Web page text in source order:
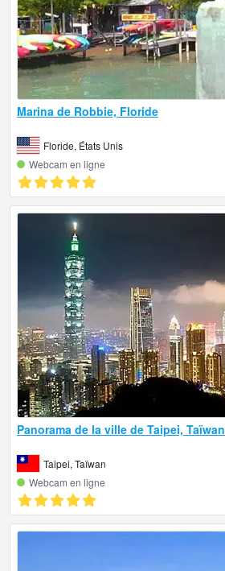
Marina de Robbie, Floride
Floride, États Unis
Webcam en ligne
Panorama de la ville de Taipei, Taïwan
Taipei, Taïwan
Webcam en ligne